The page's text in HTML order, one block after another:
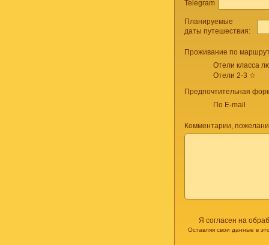
Telegram
Планируемые
даты путешествия:
Проживание по
Отели класса
Отели 2-3 ☆
Предпочтительная
По E-mail
Комментарии,
Я согласен на
Оставляя свои данные в